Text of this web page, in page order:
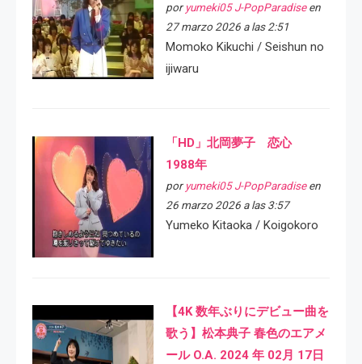
por yumeki05 J-PopParadiseen
27 marzo 2026 a las 2:51
Momoko Kikuchi / Seishun no
ijiwaru
「HD」北岡夢子 恋心
1988年
por yumeki05 J-PopParadiseen
26 marzo 2026 a las 3:57
Yumeko Kitaoka / Koigokoro
【4K 数年ぶりにデビュー曲を
歌う】松本典子 春色のエアメ
ール O.A. 2024 年 02月 17日